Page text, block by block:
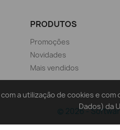
PRODUTOS
Promoções
Novidades
Mais vendidos
a utilização de cookies e
Dados) da
© 2026 -